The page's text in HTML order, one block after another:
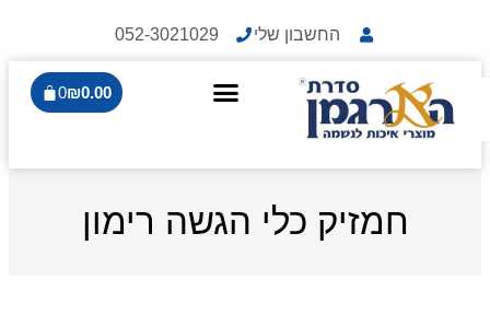
החשבון שלי 052-3021029
₪0.00
0
חמזיק כלי הגשה רימון